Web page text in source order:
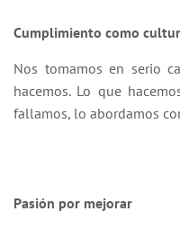
Cumplimiento como
Nos tomamos en serio
hacemos. Lo que
fallamos, lo abordamos
Pasión por mejorar